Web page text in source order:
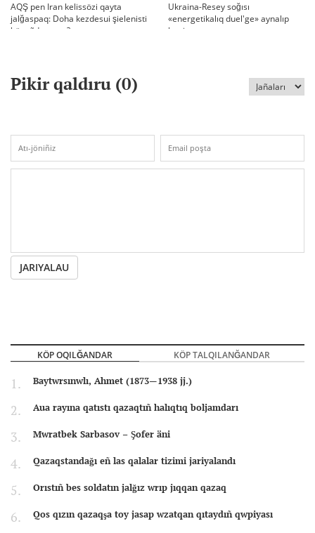
AQŞ pen Iran kelissözi qayta
jalğaspaq: Doha kezdesui şielenisti
bäseñdete me?
Ukraina-Resey soğısı
«energetikalıq duel'ge» aynalıp
ketti
Pikir qaldıru (0)
JARIYALAU
KÖP OQILĞANDAR KÖP TALQILANĞANDAR
Baytwrsınwlı, Ahmet (1873—1938 jj.)
Aua rayına qatıstı qazaqtıñ halıqtıq boljamdarı
Mwratbek Sarbasov – Şofer äni
Qazaqstandağı eñ las qalalar tizimi jariyalandı
Orıstıñ bes soldatın jalğız wrıp jıqqan qazaq
Qos qızın qazaqşa toy jasap wzatqan qıtaydıñ qwpiyası